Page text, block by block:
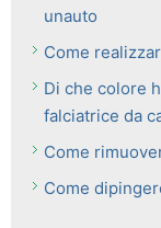
unauto
Come
Di che colore
falciatrice da
Come
Come